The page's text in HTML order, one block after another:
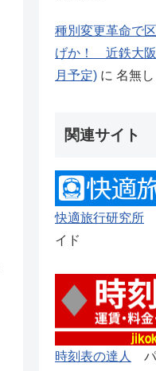
種別変更革命で
げか！ 近鉄大阪
月予定) に 名無し
関連サイト
快適旅行研究所
イド
時刻表の達人 パ